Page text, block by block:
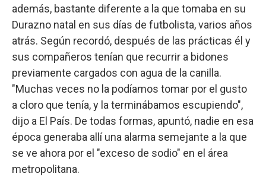
además, bastante diferente a la que tomaba en su
Durazno natal en sus días de futbolista, varios años
atrás. Según recordó, después de las prácticas él y
sus compañeros tenían que recurrir a bidones
previamente cargados con agua de la canilla.
"Muchas veces no la podíamos tomar por el gusto
a cloro que tenía, y la terminábamos escupiendo",
dijo a El País. De todas formas, apuntó, nadie en esa
época generaba allí una alarma semejante a la que
se ve ahora por el "exceso de sodio" en el área
metropolitana.